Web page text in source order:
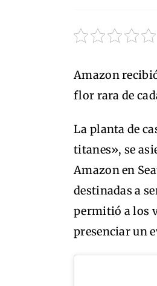
Amazon
flor rara de
La planta de
titanes», se
Amazon en
destinadas a
permitió a los
presenciar un